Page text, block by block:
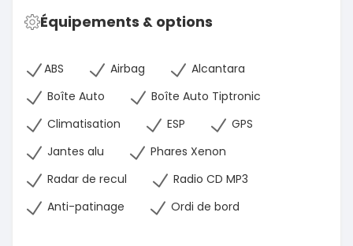
Équipements & options
ABS Airbag
Alcantara
Boîte Auto
Boîte Auto Tiptronic
Climatisation
ESP
GPS
Jantes alu
Phares Xenon
Radar de recul
Radio CD MP3
Anti-patinage
Ordi de bord